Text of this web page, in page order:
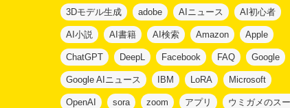
3Dモデル生成 adobe AIニュース AI初心者
AI小説 AI書籍 AI検索 Amazon Apple
ChatGPT DeepL Facebook FAQ Google
Google AIニュース IBM LoRA Microsoft
OpenAI sora zoom アプリ ウミガメのス